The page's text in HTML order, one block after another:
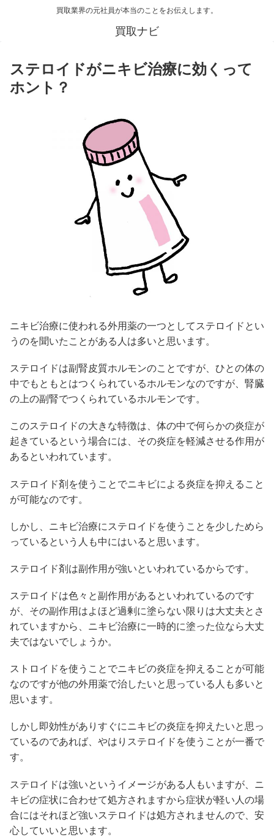
買取業界の元社員が本当のことをお伝えします。
買取ナビ
ステロイドがニキビ治療に効くって
ホント？
ニキビ治療に使われる外用薬の一つとしてステロイドとい
うのを聞いたことがある人は多いと思います。
ステロイドは副腎皮質ホルモンのことですが、ひとの体の
中でもともとはつくられているホルモンなのですが、腎臓
の上の副腎でつくられているホルモンです。
このステロイドの大きな特徴は、体の中で何らかの炎症が
起きているという場合には、その炎症を軽減させる作用が
あるといわれています。
ステロイド剤を使うことでニキビによる炎症を抑えること
が可能なのです。
しかし、ニキビ治療にステロイドを使うことを少しためら
っているという人も中にはいると思います。
ステロイド剤は副作用が強いといわれているからです。
ステロイドは色々と副作用があるといわれているのです
が、その副作用はよほど過剰に塗らない限りは大丈夫とさ
れていますから、ニキビ治療に一時的に塗った位なら大丈
夫ではないでしょうか。
ストロイドを使うことでニキビの炎症を抑えることが可能
なのですが他の外用薬で治したいと思っている人も多いと
思います。
しかし即効性がありすぐにニキビの炎症を抑えたいと思っ
ているのであれば、やはりステロイドを使うことが一番で
す。
ステロイドは強いというイメージがある人もいますが、ニ
キビの症状に合わせて処方されますから症状が軽い人の場
合にはそれほど強いステロイドは処方されませんので、安
心していいと思います。